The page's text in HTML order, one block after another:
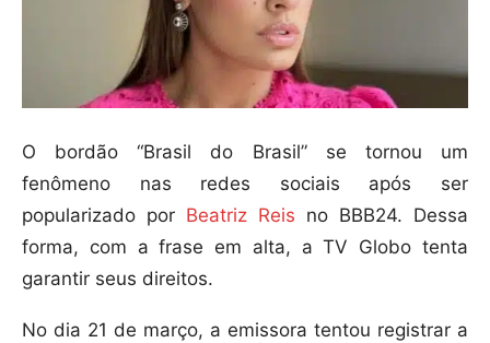
O bordão “Brasil do Brasil” se tornou um
fenômeno nas redes sociais após ser
popularizado por Beatriz Reis no BBB24. Dessa
forma, com a frase em alta, a TV Globo tenta
garantir seus direitos.
No dia 21 de março, a emissora tentou registrar a